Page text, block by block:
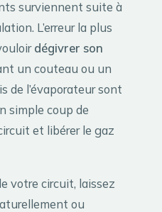
surviennent suite à
L’erreur la plus
dégivrer son
un couteau ou un
de l’évaporateur sont
simple coup de
et libérer le gaz
votre circuit, laissez
ou